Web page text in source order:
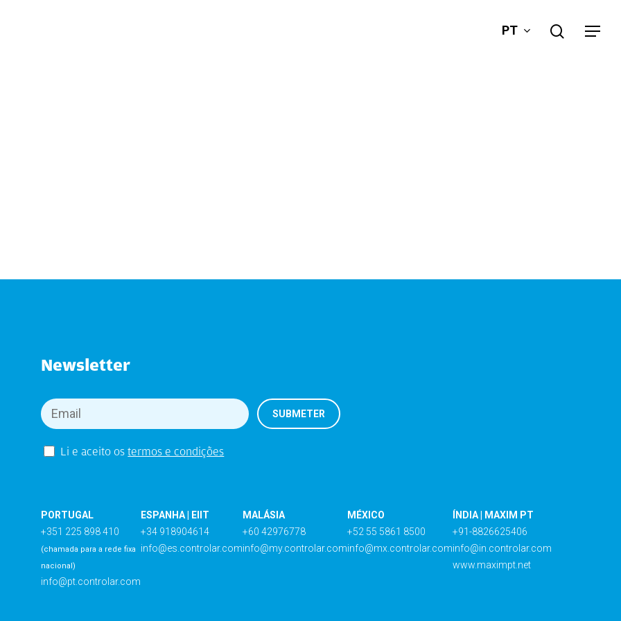
PT search
Menu
Newsletter
Li e aceito ostermos e condições
PORTUGAL
+351 225 898 410
(chamada para a rede fixa
nacional)
info@pt.controlar.com
ESPANHA | EIIT
+34 918904614
info@es.controlar.com
MALÁSIA
+60 42976778
info@my.controlar.com
MÉXICO
+52 55 5861 8500
info@mx.controlar.com
ÍNDIA | MAXIM PT
+91-8826625406
info@in.controlar.com
www.maximpt.net